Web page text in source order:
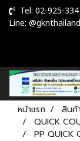
Tel: 02-925-
Line: @gknthailand
หน้าแรก สินค้
QUICK
PP QUICK